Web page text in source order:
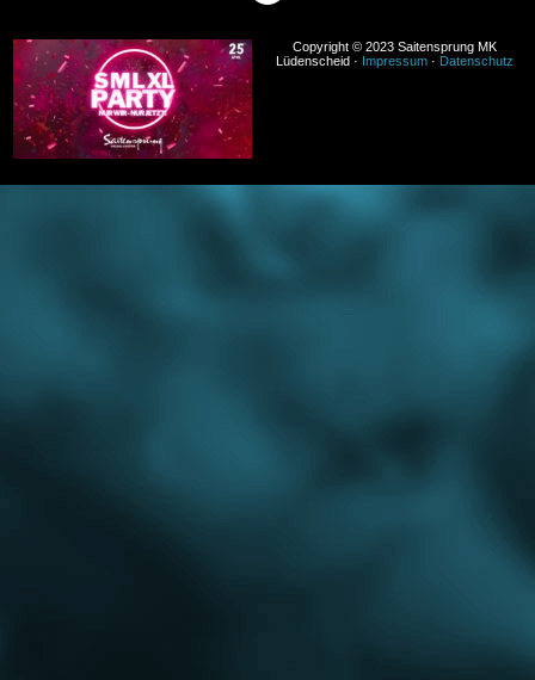
Copyright © 2023 Saitensprung MK
Lüdenscheid · Impressum· Datenschutz